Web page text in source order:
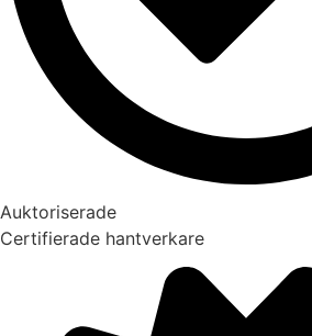
Auktoriserade
Certifierade hantverkare